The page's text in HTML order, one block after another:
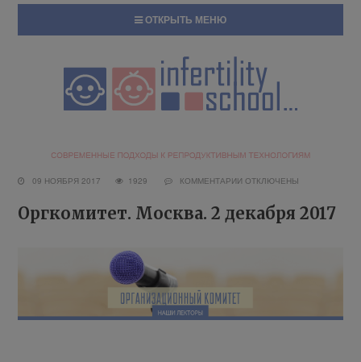
ОТКРЫТЬ МЕНЮ
09 НОЯБРЯ 2017 1929 КОММЕНТАРИИ ОТКЛЮЧЕНЫ
Оргкомитет. Москва. 2 декабря 2017